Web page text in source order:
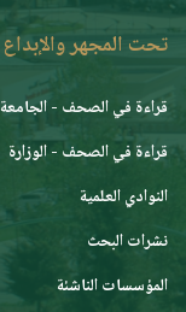
تحت المجهر والإبداع
قراءة في الصحف - الجامعة
قراءة في الصحف - الوزارة
النوادي العلمية
نشرات البحث
المؤسسات الناشئة